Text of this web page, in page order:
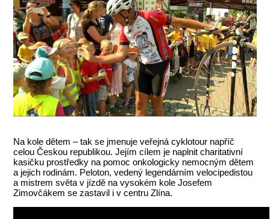
Na kole dětem – tak se jmenuje veřejná cyklotour napříč
celou Českou republikou. Jejím cílem je naplnit charitativní
kasičku prostředky na pomoc onkologicky nemocným dětem
a jejich rodinám. Peloton, vedený legendárním velocipedistou
a mistrem světa v jízdě na vysokém kole Josefem
Zimovčákem se zastavil i v centru Zlína.